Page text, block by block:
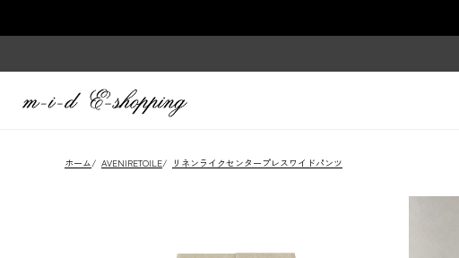
ホーム/ AVENIRETOILE/ リネンライクセンタープレスワイドパンツ